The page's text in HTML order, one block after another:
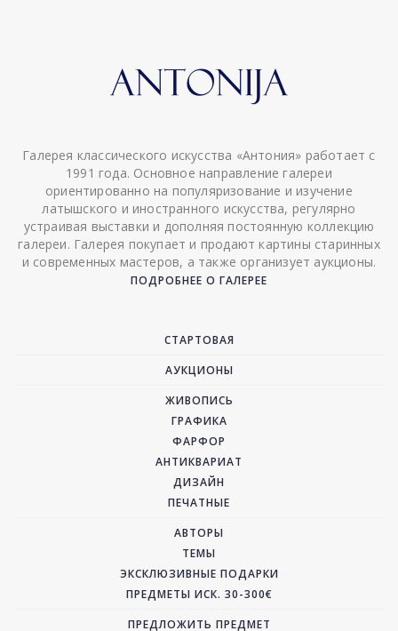
Галерея классического искусства «Антония» работает с
1991 года. Основное направление галереи
ориентированно на популяризование и изучение
латышского и иностранного искусства, регулярно
устраивая выставки и дополняя постоянную коллекцию
галереи. Галерея покупает и продают картины старинных
и современных мастеров, а также организует аукционы.
ПОДРОБНЕЕ О ГАЛЕРЕЕ
СТАРТОВАЯ
АУКЦИОНЫ
ЖИВОПИСЬ
ГРАФИКА
ФАРФОР
АНТИКВАРИАТ
ДИЗАЙН
ПЕЧАТНЫЕ
АВТОРЫ
ТЕМЫ
ЭКСКЛЮЗИВНЫЕ ПОДАРКИ
ПРЕДМЕТЫ ИСК. 30-300€
ПРЕДЛОЖИТЬ ПРЕДМЕТ